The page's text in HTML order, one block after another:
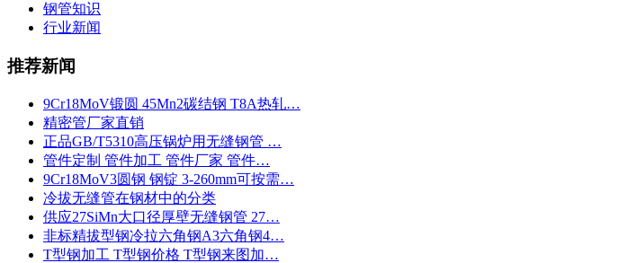
钢管知识
行业新闻
推荐新闻
9Cr18MoV锻圆 45Mn2碳结钢 T8A热轧…
精密管厂家直销
正品GB/T5310高压锅炉用无缝钢管 …
管件定制 管件加工 管件厂家 管件…
9Cr18MoV3圆钢 钢锭 3-260mm可按需…
冷拔无缝管在钢材中的分类
供应27SiMn大口径厚壁无缝钢管 27…
非标精拔型钢冷拉六角钢A3六角钢4…
T型钢加工 T型钢价格 T型钢来图加…